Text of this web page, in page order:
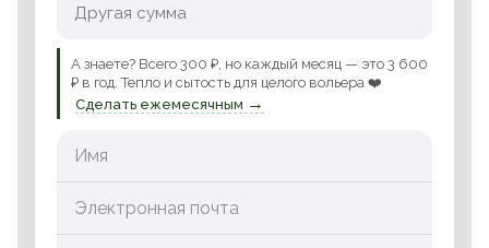
А знаете? Всего 300 ₽, но каждый месяц — это 3 600
₽ в год. Тепло и сытость для целого вольера ❤️
Сделать ежемесячным →
Имя
Электронная почта